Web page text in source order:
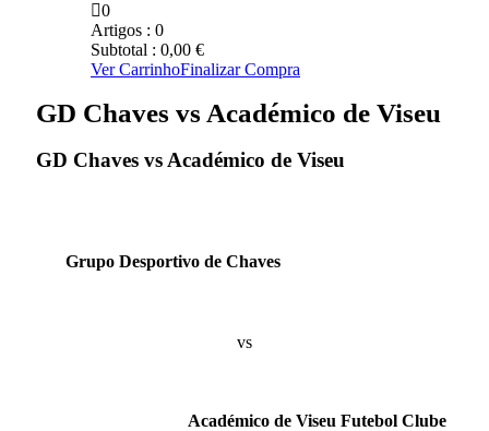
0
Artigos : 0
Subtotal : 0,00 €
Ver CarrinhoFinalizar Compra
GD Chaves vs Académico de Viseu
GD Chaves vs Académico de Viseu
Grupo Desportivo de Chaves
vs
Académico de Viseu Futebol Clube